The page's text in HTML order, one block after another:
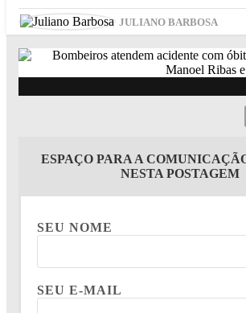
JULIANO BARBOSA
ESPAÇO PARA A
NESTA POSTAGEM
SEU NOME
SEU E-MAIL